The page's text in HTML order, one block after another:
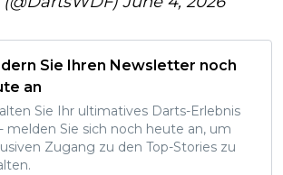
Sie Ihren Newsletter noch
an
Sie Ihr ultimatives Darts-Erlebnis
melden Sie sich noch heute an, um
Zugang zu den Top-Stories zu